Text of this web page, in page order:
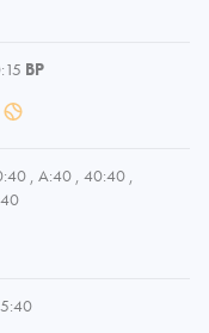
BP
, A:40 , 40:40 ,